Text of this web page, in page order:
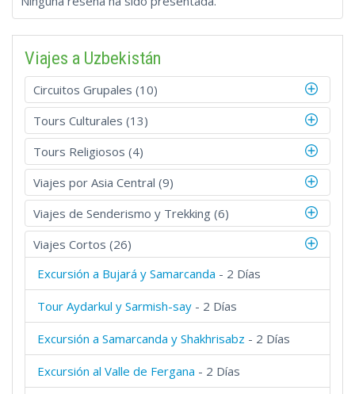
Viajes a Uzbekistán
Circuitos Grupales (10)
Tours Culturales (13)
Tours Religiosos (4)
Viajes por Asia Central (9)
Viajes de Senderismo y Trekking (6)
Viajes Cortos (26)
Excursión a Bujará y Samarcanda - 2 Días
Tour Aydarkul y Sarmish-say - 2 Días
Excursión a Samarcanda y Shakhrisabz - 2 Días
Excursión al Valle de Fergana - 2 Días